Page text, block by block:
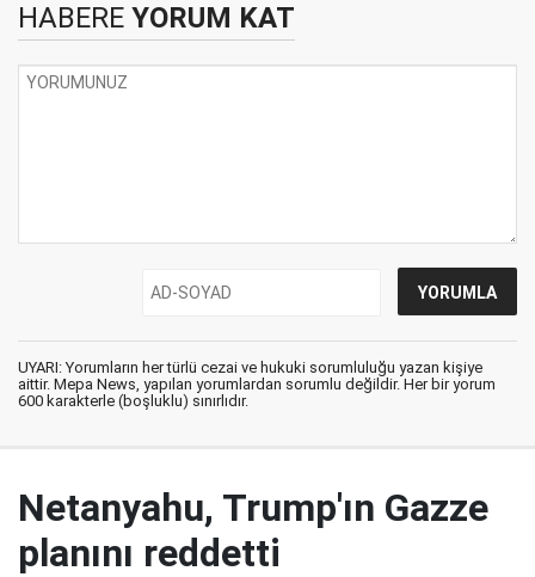
HABERE YORUM KAT
UYARI: Yorumların her türlü cezai ve hukuki sorumluluğu yazan kişiye
aittir. Mepa News, yapılan yorumlardan sorumlu değildir. Her bir yorum
600 karakterle (boşluklu) sınırlıdır.
Netanyahu, Trump'ın Gazze
planını reddetti